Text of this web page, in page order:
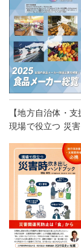
【地方自治体・支
現場で役立つ 災